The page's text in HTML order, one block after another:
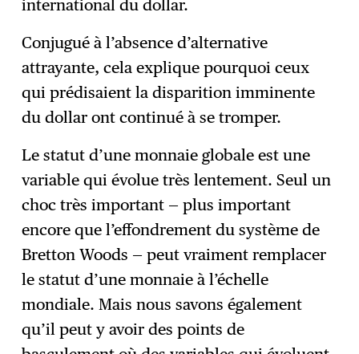
international du dollar.
Conjugué à l’absence d’alternative
attrayante, cela explique pourquoi ceux
qui prédisaient la disparition imminente
du dollar ont continué à se tromper.
Le statut d’une monnaie globale est une
variable qui évolue très lentement. Seul un
choc très important — plus important
encore que l’effondrement du système de
Bretton Woods — peut vraiment remplacer
le statut d’une monnaie à l’échelle
mondiale. Mais nous savons également
qu’il peut y avoir des points de